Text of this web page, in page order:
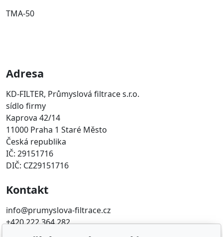
TMA-50
Adresa
KD-FILTER, Průmyslová filtrace s.r.o.
sídlo firmy
Kaprova 42/14
11000 Praha 1 Staré Město
Česká republika
IČ: 29151716
DIČ: CZ29151716
Kontakt
info@prumyslova-filtrace.cz
+420 222 364 282